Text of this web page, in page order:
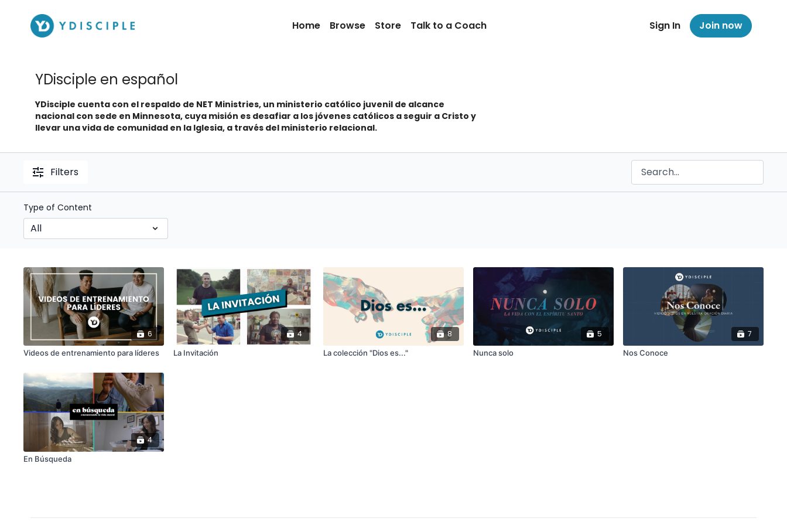
Home Browse Store Talk to a Coach Sign In Join now
YDisciple en español
YDisciple cuenta con el respaldo de NET Ministries, un ministerio católico juvenil de alcance
nacional con sede en Minnesota, cuya misión es desafiar a los jóvenes católicos a seguir a Cristo y
llevar una vida de comunidad en la Iglesia, a través del ministerio relacional.
Filters
Type of Content
6
Videos de entrenamiento para líderes
4
La Invitación
8
La colección "Dios es..."
5
Nunca solo
7
Nos Conoce
4
En Búsqueda